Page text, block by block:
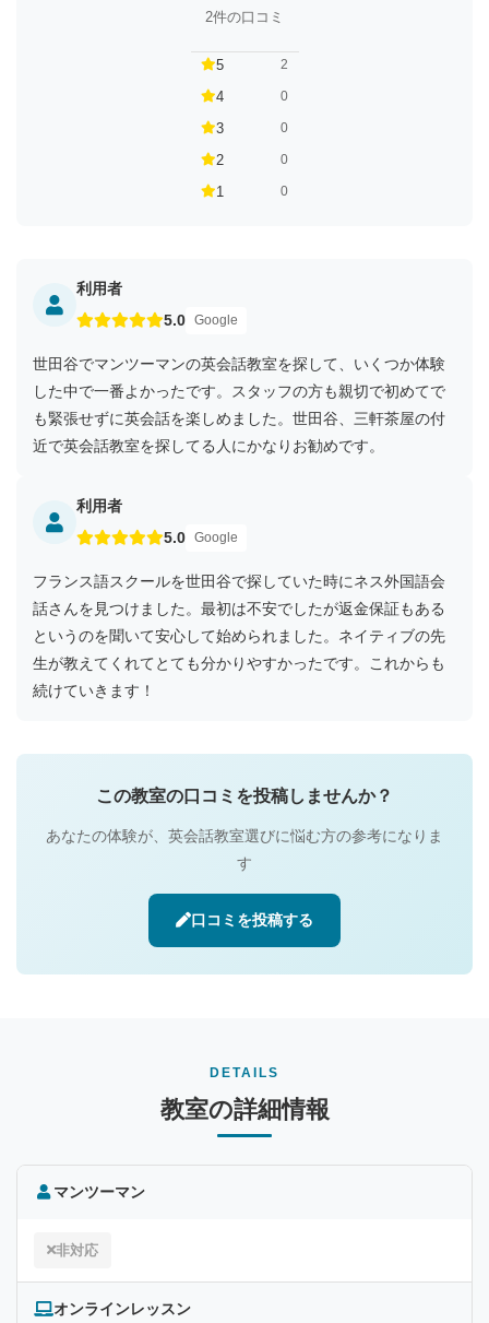
2件の口コミ
5 2
4 0
3 0
2 0
1 0
利用者
5.0 Google
世田谷でマンツーマンの英会話教室を探して、いくつか体験
した中で一番よかったです。スタッフの方も親切で初めてで
も緊張せずに英会話を楽しめました。世田谷、三軒茶屋の付
近で英会話教室を探してる人にかなりお勧めです。
利用者
5.0 Google
フランス語スクールを世田谷で探していた時にネス外国語会
話さんを見つけました。最初は不安でしたが返金保証もある
というのを聞いて安心して始められました。ネイティブの先
生が教えてくれてとても分かりやすかったです。これからも
続けていきます！
この教室の口コミを投稿しませんか？
あなたの体験が、英会話教室選びに悩む方の参考になりま
す
口コミを投稿する
DETAILS
教室の詳細情報
マンツーマン
非対応
オンラインレッスン